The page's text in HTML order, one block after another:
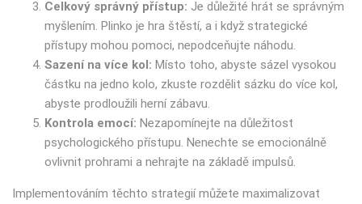
Celkový správný přístup: Je důležité hrát se správným
myšlením. Plinko je hra štěstí, a i když strategické
přístupy mohou pomoci, nepodceňujte náhodu.
Sazení na více kol: Místo toho, abyste sázel vysokou
částku na jedno kolo, zkuste rozdělit sázku do více kol,
abyste prodloužili herní zábavu.
Kontrola emocí: Nezapomínejte na důležitost
psychologického přístupu. Nenechte se emocionálně
ovlivnit prohrami a nehrajte na základě impulsů.
Implementováním těchto strategií můžete maximalizovat